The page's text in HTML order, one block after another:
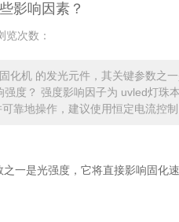
影响因素？
览次数：
化机 的发光元件，其关键参数之
度？ 强度影响因子为 uvled灯珠
靠地操作，建议使用恒定电流控制
一是光强度，它将直接影响固化